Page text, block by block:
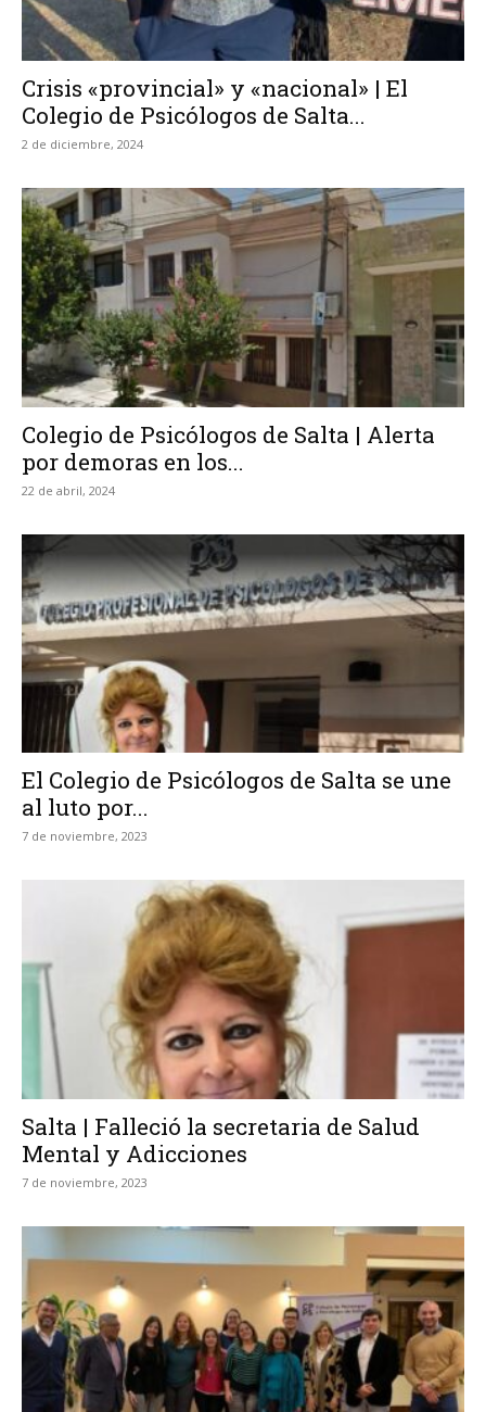
Crisis «provincial» y «nacional» | El
Colegio de Psicólogos de Salta...
2 de diciembre, 2024
Colegio de Psicólogos de Salta | Alerta
por demoras en los...
22 de abril, 2024
El Colegio de Psicólogos de Salta se une
al luto por...
7 de noviembre, 2023
Salta | Falleció la secretaria de Salud
Mental y Adicciones
7 de noviembre, 2023